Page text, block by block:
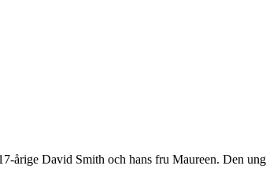
årige David Smith och hans fru Maureen. Den